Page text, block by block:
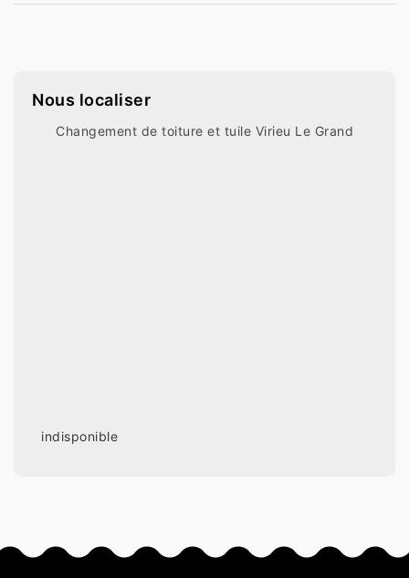
Nous localiser
Changement de toiture et tuile Virieu Le Grand
indisponible